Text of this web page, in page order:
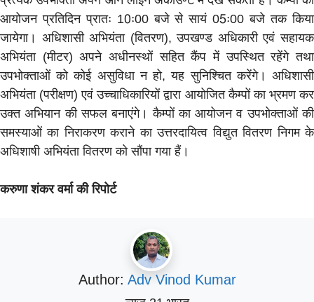
आयोजन प्रतिदिन प्रातः 10ः00 बजे से सायं 05ः00 बजे तक किया
जायेगा। अधिशासी अभियंता (वितरण), उपखण्ड अधिकारी एवं सहायक
अभियंता (मीटर) अपने अधीनस्थों सहित कैंप में उपस्थित रहेंगे तथा
उपभोक्ताओं को कोई असुविधा न हो, यह सुनिश्चित करेंगे। अधिशासी
अभियंता (परीक्षण) एवं उच्चाधिकारियों द्वारा आयोजित कैम्पों का भ्रमण कर
उक्त अभियान की सफल बनाएंगे। कैम्पों का आयोजन व उपभोक्ताओं की
समस्याओं का निराकरण कराने का उत्तरदायित्व विद्युत वितरण निगम के
अधिशाषी अभियंता वितरण को सौंपा गया हैं।
करुणा शंकर वर्मा की रिपोर्ट
Author: Adv Vinod Kumar